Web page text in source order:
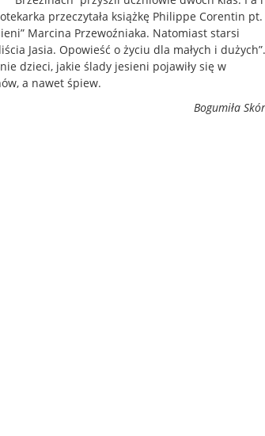
przeczytała książkę Philippe Corentin pt.
Marcina Przewoźniaka. Natomiast starsi
Jasia. Opowieść o życiu dla małych i dużych”.
dzieci, jakie ślady jesieni pojawiły się w
a nawet śpiew.
Bogumiła